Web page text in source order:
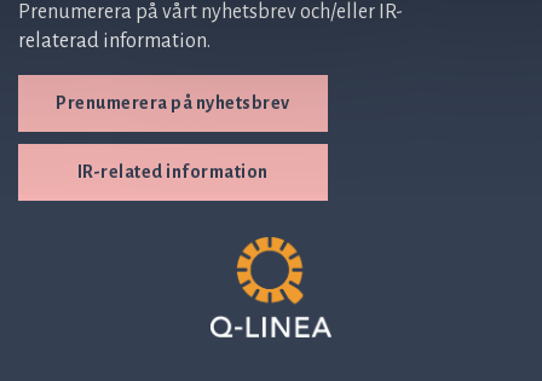
Prenumerera på vårt nyhetsbrev och/eller IR-
relaterad information.
Prenumerera på nyhetsbrev
IR-related information